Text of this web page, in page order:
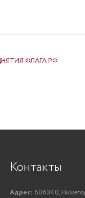
ФЛАГА РФ
Контакты
Адрес: 606340,